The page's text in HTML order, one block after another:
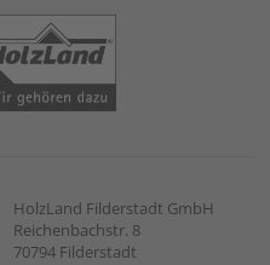
HolzLand Filderstadt GmbH
Reichenbachstr. 8
70794 Filderstadt